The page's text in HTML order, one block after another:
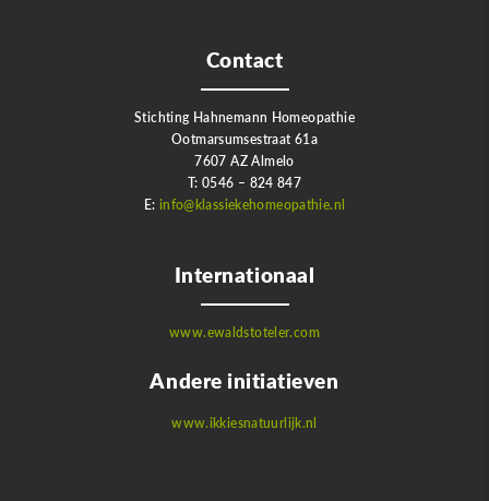
Contact
Stichting Hahnemann Homeopathie
Ootmarsumsestraat 61a
7607 AZ Almelo
T: 0546 – 824 847
E: info@klassiekehomeopathie.nl
Internationaal
www.ewaldstoteler.com
Andere initiatieven
www.ikkiesnatuurlijk.nl